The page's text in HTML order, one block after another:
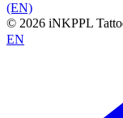
(EN)
© 2026 iNKPPL
EN